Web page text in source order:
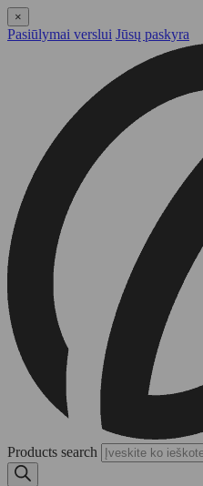
×
Pasiūlymai verslui Jūsų paskyra
Products search